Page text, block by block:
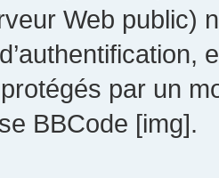
Web public)
par un
BBCode [img].